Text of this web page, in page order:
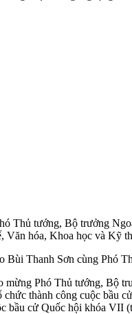
Thủ tướng, Bộ trưởng
hóa, Khoa học và Kỹ
Thanh Sơn cùng Phó
Phó Thủ tướng, Bộ
thành công cuộc
bầu cử Quốc hội khóa VII